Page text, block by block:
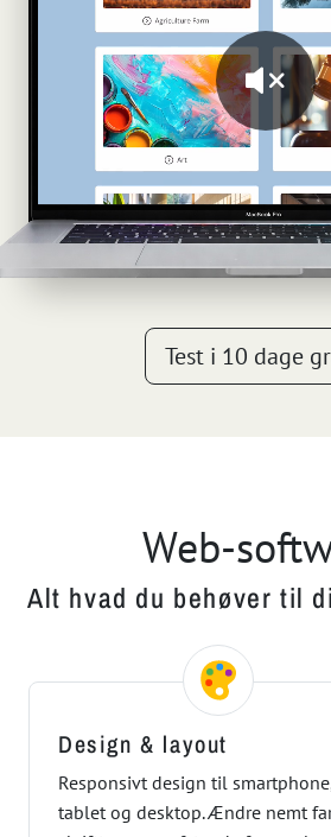
Test i 10 dage
Web-
Alt hvad du behøver til
Design & layout
Responsivt design til
tablet og desktop. Ændre nemt